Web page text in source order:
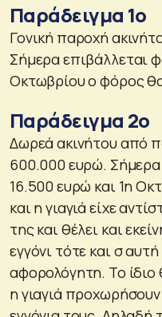
Παράδειγμα 1ο
Γονική παροχή
Σήμερα επιβάλλεται
Οκτωβρίου ο φόρος θα
Παράδειγμα 2ο
Δωρεά ακινήτου από
600.000 ευρώ.
16.500 ευρώ και 1η
και η γιαγιά είχε
της και θέλει και
εγγόνι τότε και σ
αφορολόγητη. Το
η γιαγιά